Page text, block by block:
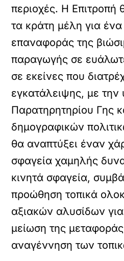
περιοχές. Η Επιτροπή
τα κράτη μέλη για ένα
επαναφοράς της
παραγωγής σε
σε εκείνες που
εγκατάλειψης, με την
Παρατηρητηρίου Γης
δημογραφικών
θα αναπτύξει έναν
σφαγεία χαμηλής
κινητά σφαγεία,
προώθηση τοπικά
αξιακών αλυσίδων
μείωση της
αναγέννηση των